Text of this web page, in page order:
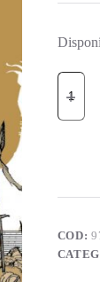
COD: